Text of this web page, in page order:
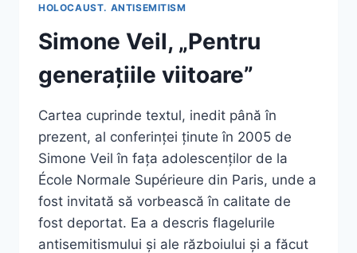
HOLOCAUST. ANTISEMITISM
Simone Veil, „Pentru
generațiile viitoare”
Cartea cuprinde textul, inedit până în
prezent, al conferinței ținute în 2005 de
Simone Veil în fața adolescenților de la
École Normale Supérieure din Paris, unde a
fost invitată să vorbească în calitate de
fost deportat. Ea a descris flagelurile
antisemitismului și ale războiului și a făcut